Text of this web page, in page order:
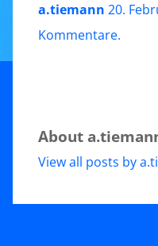
a.tiemann 20.
Kommentarezu
.
About
View all posts by